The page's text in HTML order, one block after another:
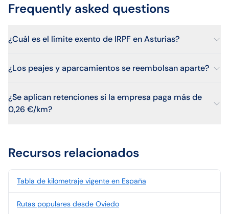
Frequently asked questions
¿Cuál es el límite exento de IRPF en Asturias?
¿Los peajes y aparcamientos se reembolsan aparte?
¿Se aplican retenciones si la empresa paga más de
0,26 €/km?
Recursos relacionados
Tabla de kilometraje vigente en España
Rutas populares desde Oviedo